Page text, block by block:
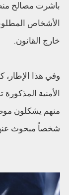
باشرت مصالح
الأشخاص
خارج القانون.
وفي هذا
شخصاً مبحوث